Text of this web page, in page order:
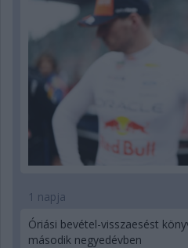
1 napja
Óriási bevétel-visszaesést
második negyedévben